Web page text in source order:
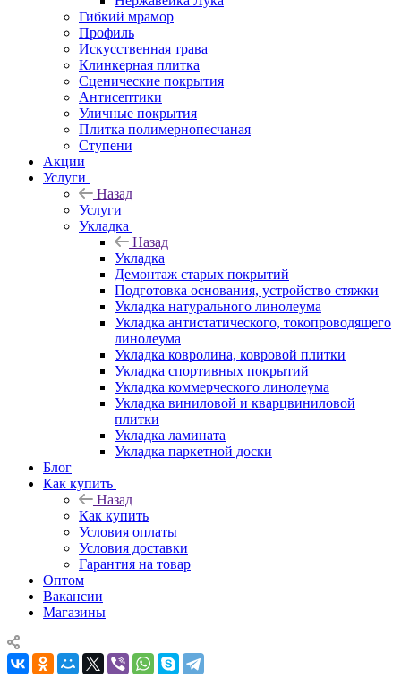
Гибкий мрамор
Профиль
Искусственная трава
Клинкерная плитка
Сценические покрытия
Антисептики
Уличные покрытия
Плитка полимернопесчаная
Ступени
Акции
Услуги
Назад
Услуги
Укладка
Назад
Укладка
Демонтаж старых покрытий
Подготовка основания, устройство стяжки
Укладка натурального линолеума
Укладка антистатического, токопроводящего
линолеума
Укладка ковролина, ковровой плитки
Укладка спортивных покрытий
Укладка коммерческого линолеума
Укладка виниловой и кварцвиниловой
плитки
Укладка ламината
Укладка паркетной доски
Блог
Как купить
Назад
Как купить
Условия оплаты
Условия доставки
Гарантия на товар
Оптом
Вакансии
Магазины